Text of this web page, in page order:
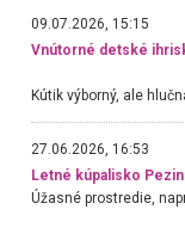
09.07.2026, 15:15
Vnútorné detské
27.06.2026, 16:53
Letné kúpalisko